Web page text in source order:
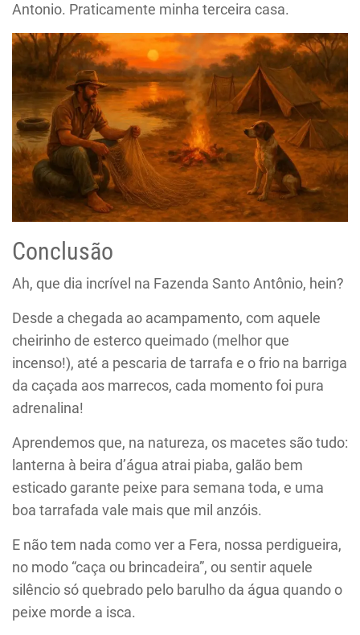
Antonio. Praticamente minha terceira casa.
Conclusão
Ah, que dia incrível na Fazenda Santo Antônio, hein?
Desde a chegada ao acampamento, com aquele
cheirinho de esterco queimado (melhor que
incenso!), até a pescaria de tarrafa e o frio na barriga
da caçada aos marrecos, cada momento foi pura
adrenalina!
Aprendemos que, na natureza, os macetes são tudo:
lanterna à beira d’água atrai piaba, galão bem
esticado garante peixe para semana toda, e uma
boa tarrafada vale mais que mil anzóis.
E não tem nada como ver a Fera, nossa perdigueira,
no modo “caça ou brincadeira”, ou sentir aquele
silêncio só quebrado pelo barulho da água quando o
peixe morde a isca.